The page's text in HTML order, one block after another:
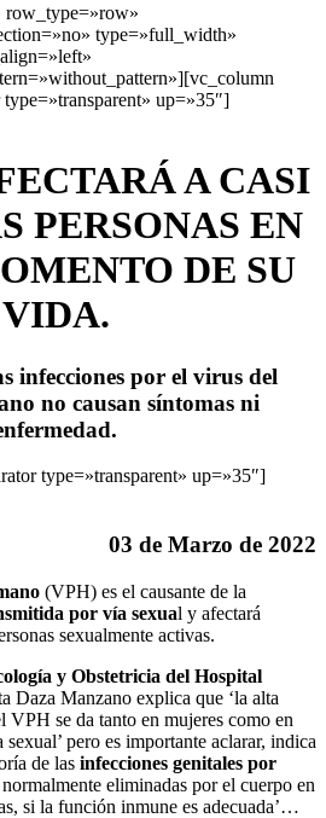
row_type=»row»
type=»full_width»
up=»35″]
A CASI
PERSONAS EN
DE SU
VIDA.
infecciones por el virus del
no causan síntomas ni
type=»transparent» up=»35″]
03 de Marzo de 2022
(VPH) es el causante de la
por vía sexual y afectará
sexualmente activas.
y Obstetricia del Hospital
Daza Manzano explica que ‘la alta
VPH se da tanto en mujeres como en
pero es importante aclarar, indica
de las infecciones genitales por
eliminadas por el cuerpo en
si la función inmune es adecuada’…